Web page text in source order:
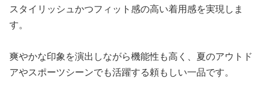
スタイリッシュかつフィット感の高い着用感を実現しま
す。
爽やかな印象を演出しながら機能性も高く、夏のアウトド
アやスポーツシーンでも活躍する頼もしい一品です。